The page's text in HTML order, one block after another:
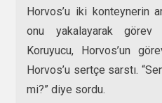
Horvos’u iki konteynerin
onu yakalayarak görev
Koruyucu, Horvos’un
Horvos’u sertçe sarstı.
mi?” diye sordu.